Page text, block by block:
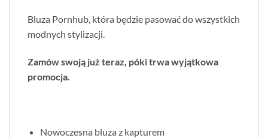
Bluza Pornhub, która będzie pasować do wszystkich
modnych stylizacji.
Zamów swoją już teraz, póki trwa wyjątkowa
promocja.
Nowoczesna bluza z kapturem